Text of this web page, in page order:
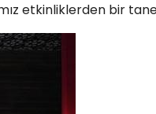
etkinliklerden bir